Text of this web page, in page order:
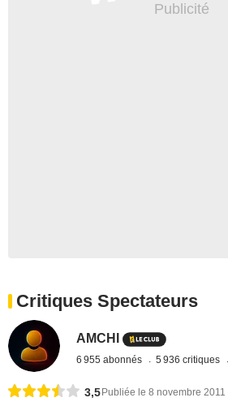
Critiques Spectateurs
AMCHI
6 955 abonnés 5 936 critiques
3,5 Publiée le 8 novembre 2011